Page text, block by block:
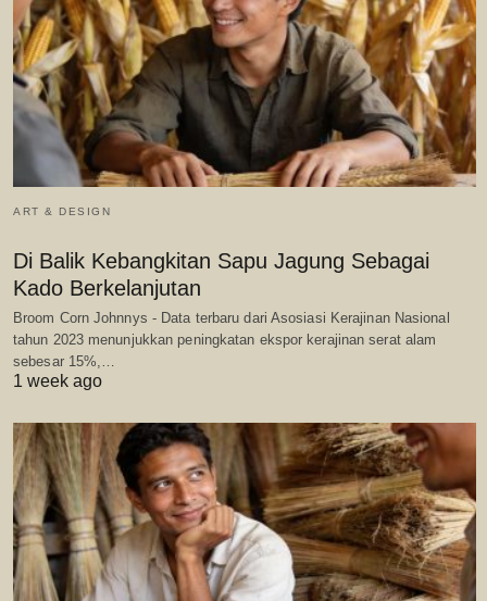
ART & DESIGN
Di Balik Kebangkitan Sapu Jagung Sebagai
Kado Berkelanjutan
Broom Corn Johnnys - Data terbaru dari Asosiasi Kerajinan Nasional
tahun 2023 menunjukkan peningkatan ekspor kerajinan serat alam
sebesar 15%,…
1 week ago